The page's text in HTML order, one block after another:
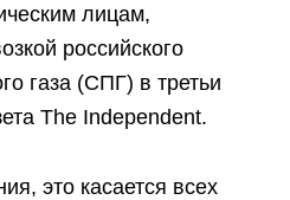
лицам,
российского
газа (СПГ) в третьи
The Independent.
это касается всех